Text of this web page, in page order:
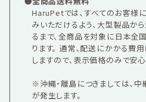
HaruPetでは、すべてのお客様
みいただけるよう、大型製品か
るまで、全商品を対象に日本全
ります。 通常、配送にかかる費
しますので、表示価格のみで安心
※沖縄・離島につきましては、
が発生します。